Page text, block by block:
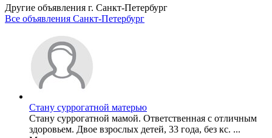
Другие объявления г. Санкт-Петербург
Все объявления Санкт-Петербург
Стану суррогатной матерью
Стану суррогатной мамой. Ответственная с отличным
здоровьем. Двое взрослых детей, 33 года, без кс. ...